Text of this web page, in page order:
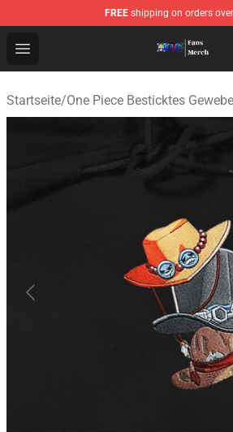
FREE shipping on orders
Open menu
One Piece Store - Official One
Startseite/One Piece Besticktes Gewebe